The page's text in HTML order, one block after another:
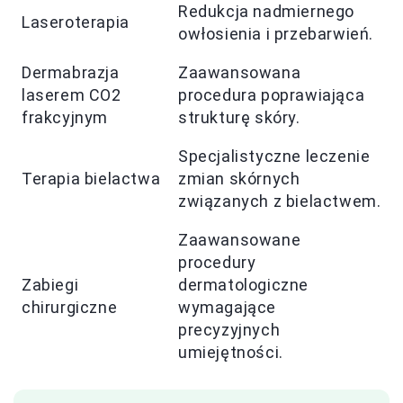
Laseroterapia
Redukcja nadmiernego
owłosienia i przebarwień.
Dermabrazja
laserem CO2
frakcyjnym
Zaawansowana
procedura poprawiająca
strukturę skóry.
Terapia bielactwa
Specjalistyczne leczenie
zmian skórnych
związanych z bielactwem.
Zabiegi
chirurgiczne
Zaawansowane
procedury
dermatologiczne
wymagające
precyzyjnych
umiejętności.